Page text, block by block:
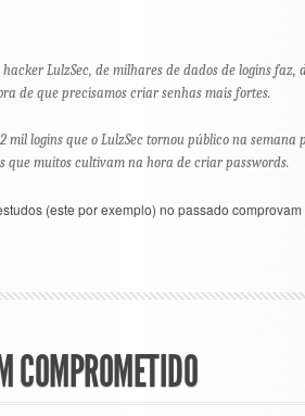
LulzSec, de milhares de dados de logins
de que precisamos criar senhas mais fortes.
mil logins que o LulzSec tornou público na semana
que muitos cultivam na hora de criar passwords.
(este por exemplo) no passado comprovam
COMPROMETIDO